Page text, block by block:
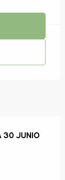
30 junio 2026
30 junio